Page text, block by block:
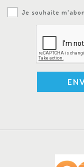
Je souhaite